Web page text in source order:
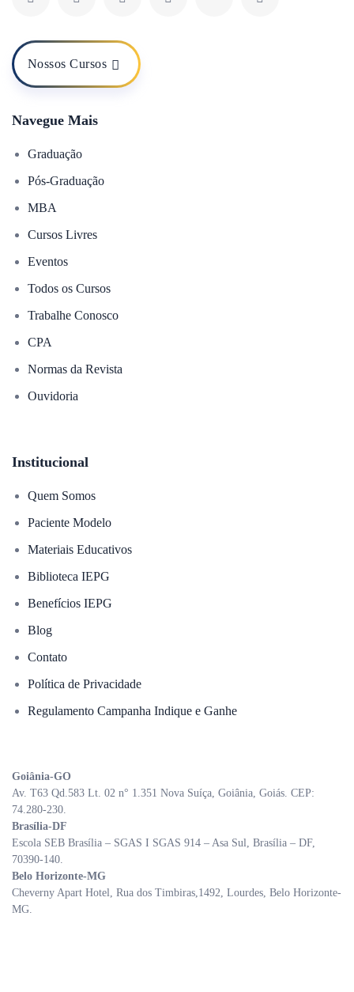
Nossos Cursos
Navegue Mais
Graduação
Pós-Graduação
MBA
Cursos Livres
Eventos
Todos os Cursos
Trabalhe Conosco
CPA
Normas da Revista
Ouvidoria
Institucional
Quem Somos
Paciente Modelo
Materiais Educativos
Biblioteca IEPG
Benefícios IEPG
Blog
Contato
Política de Privacidade
Regulamento Campanha Indique e Ganhe
Goiânia-GO
Av. T63 Qd.583 Lt. 02 n° 1.351 Nova Suíça, Goiânia, Goiás. CEP:
74.280-230.
Brasília-DF
Escola SEB Brasília – SGAS I SGAS 914 – Asa Sul, Brasília – DF,
70390-140.
Belo Horizonte-MG
Cheverny Apart Hotel, Rua dos Timbiras,1492, Lourdes, Belo Horizonte-
MG.